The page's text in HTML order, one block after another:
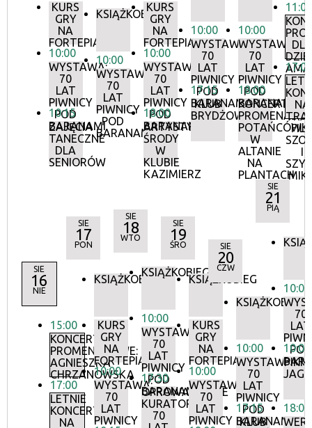
KURS
GRY
NA
FORTEPIANIE
10:00
WYSTAWA:
70
LAT
PIWNICY
POD
BARANAMI
10:15
ZAJĘCIA
TANECZNE
DLA
SENIORÓW
KSIĄŻKOBIEG
10:00
WYSTAWA:
70
LAT
PIWNICY
POD
BARANAMI
KURS
GRY
NA
FORTEPIANIE
10:00
WYSTAWA:
70
LAT
PIWNICY
POD
BARANAMI
18:00
ARTYSTYCZNE
ŚRODY
W
KLUBIE
KAZIMIERZ
10:00
WYSTAWA:
70
LAT
PIWNICY
POD
BARANAMI
17:15
KLUB
BRYDŻOWY
10:00
WYSTAWA:
70
LAT
PIWNICY
POD
BARANAMI
18:00
KONCERTY
W
ALTANIE
NA
PLANTACH
11:00
DLA
17:00
NA
I
SIE
16
NIE
15:00
KONCERTY
PROMENADOWE:
AGNIESZKA
CHRZANOWSKA
17:00
LETNIE
KONCERTY
NA
SIE
17
PON
KSIĄŻKOBIEG
KURS
GRY
NA
FORTEPIANIE
10:00
WYSTAWA:
70
LAT
PIWNICY
SIE
18
WTO
KSIĄŻKOBIEG
10:00
WYSTAWA:
70
LAT
PIWNICY
POD
BARANAMI
17:30
OPROWADZANIE
KURATORSKIE:
70
SIE
19
ŚRO
KSIĄŻKOBIEG
KURS
GRY
NA
FORTEPIANIE
10:00
WYSTAWA:
70
LAT
PIWNICY
SIE
20
CZW
KSIĄŻKOBIEG
10:00
WYSTAWA:
70
LAT
PIWNICY
POD
BARANAMI
17:15
KLUB
SIE
21
PIĄ
10:00
70
LAT
POD
10:00
18:00